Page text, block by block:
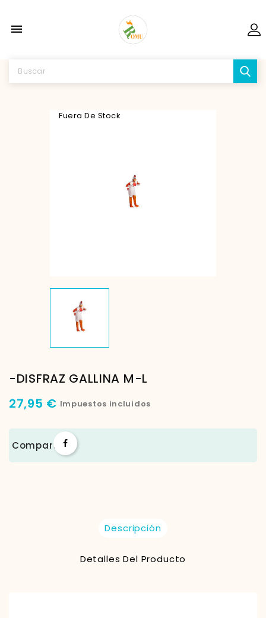

Fuera De Stock
-DISFRAZ GALLINA M-L
27,95 € Impuestos incluidos
Compartir
Descripción
Detalles Del Producto